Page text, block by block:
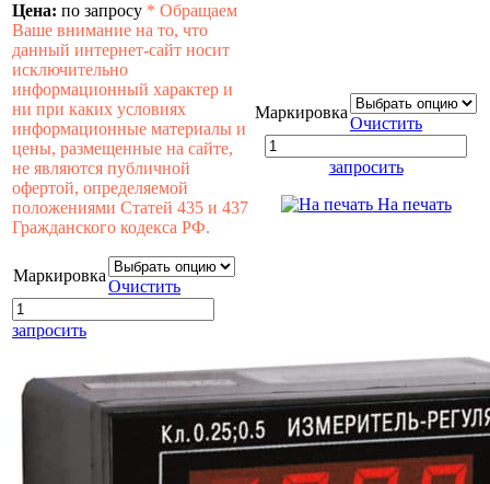
Цена: по запросу * Обращаем
Ваше внимание на то, что
данный интернет-сайт носит
исключительно
информационный характер и
ни при каких условиях
информационные материалы и
цены, размещенные на сайте,
не являются публичной
офертой, определяемой
положениями Статей 435 и 437
Гражданского кодекса РФ.
Маркировка
Очистить
запросить
Маркировка
Очистить
запросить
На печать